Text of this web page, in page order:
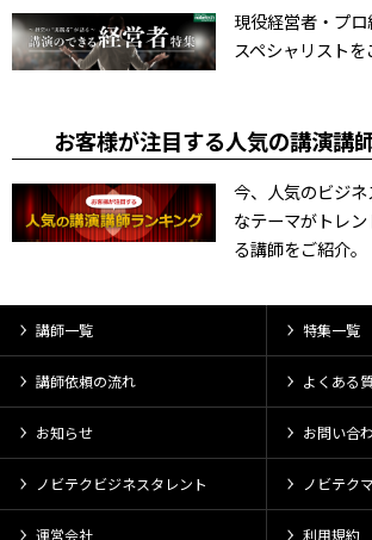
現役経営者・プ
スペシャリストを
お客様が注目する人気の講演講
今、人気のビジ
なテーマがトレ
る講師をご紹介。
講師一覧 特集一覧
講師依頼の流れ よくある
お知らせ お問い合
ノビテクビジネスタレント ノビテク
運営会社 利用規約